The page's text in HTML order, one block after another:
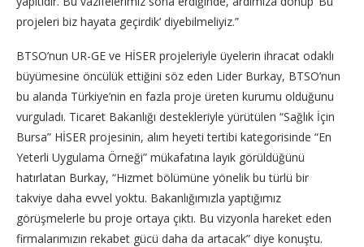
projeleri biz hayata geçirdik’ diyebilmeliyiz.”
BTSO’nun UR-GE ve HİSER projeleriyle üyelerin ihracat odaklı
büyümesine öncülük ettiğini söz eden Lider Burkay, BTSO’nun
bu alanda Türkiye’nin en fazla proje üreten kurumu olduğunu
vurguladı. Ticaret Bakanlığı destekleriyle yürütülen “Sağlık İçin
Bursa” HİSER projesinin, alım heyeti tertibi kategorisinde “En
Yeterli Uygulama Örneği” mükafatına layık görüldüğünü
hatırlatan Burkay, “Hizmet bölümüne yönelik bu türlü bir
takviye daha evvel yoktu. Bakanlığımızla yaptığımız
görüşmelerle bu proje ortaya çıktı. Bu vizyonla hareket eden
firmalarımızın rekabet gücü daha da artacak” diye konuştu.